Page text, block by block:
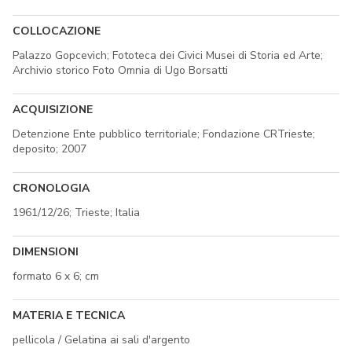
COLLOCAZIONE
Palazzo Gopcevich; Fototeca dei Civici Musei di Storia ed Arte;
Archivio storico Foto Omnia di Ugo Borsatti
ACQUISIZIONE
Detenzione Ente pubblico territoriale; Fondazione CRTrieste;
deposito; 2007
CRONOLOGIA
1961/12/26; Trieste; Italia
DIMENSIONI
formato 6 x 6; cm
MATERIA E TECNICA
pellicola / Gelatina ai sali d'argento